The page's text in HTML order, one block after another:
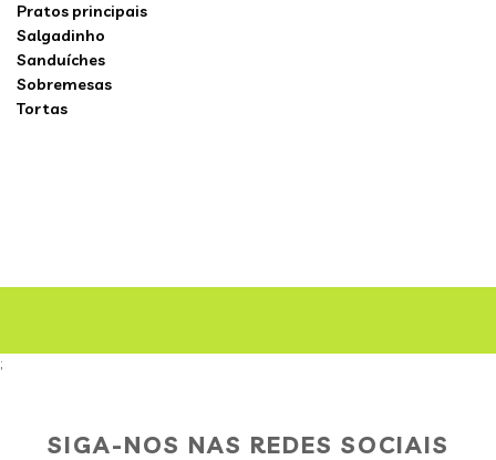
Pratos principais
Salgadinho
Sanduíches
Sobremesas
Tortas
;
SIGA-NOS NAS REDES SOCIAIS